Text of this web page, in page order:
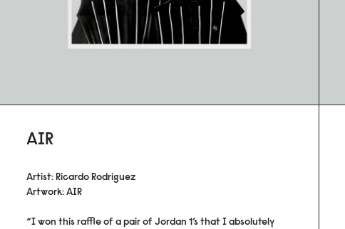
AIR
Artist: Ricardo Rodriguez
Artwork: AIR
“I won this raffle of a pair of Jordan 1’s that I absolutely